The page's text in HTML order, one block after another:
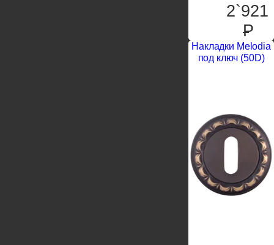
2`921
P
Накладки Melodia
под ключ (50D)